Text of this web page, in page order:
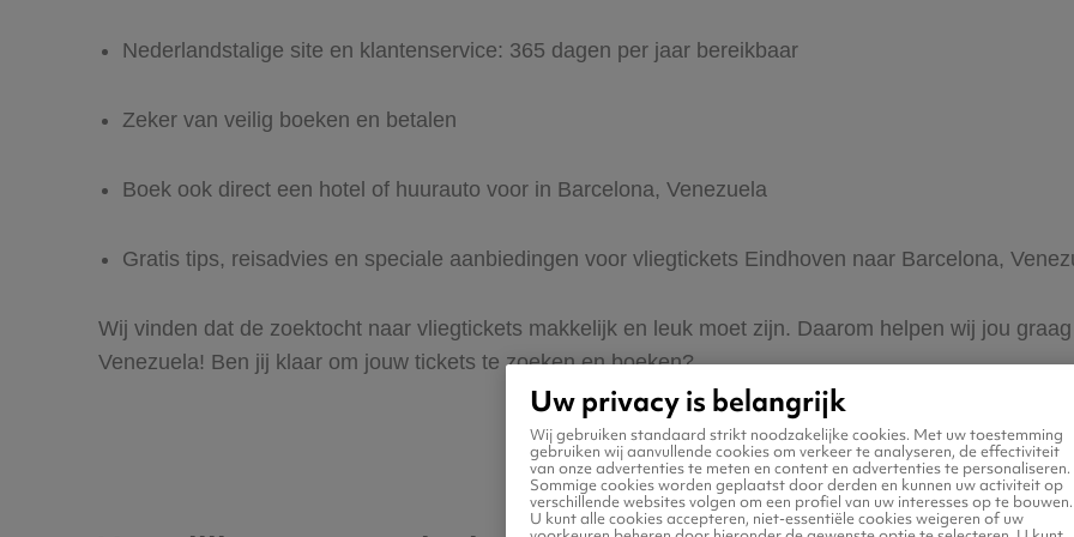
Nederlandstalige site en klantenservice: 365 dagen per jaar bereikbaar
Zeker van veilig boeken en betalen
Boek ook direct een hotel of huurauto voor in Barcelona, Venezuela
Gratis tips, reisadvies en speciale aanbiedingen voor vliegtickets Eindhoven naar Barcelona,
Wij vinden dat de zoektocht naar vliegtickets makkelijk en leuk moet zijn. Daarom helpen wij jou
Venezuela! Ben jij klaar om jouw tickets te zoeken en boeken?
Uw privacy is belangrijk
Wij gebruiken standaard strikt noodzakelijke cookies. Met uw toestemming
gebruiken wij aanvullende cookies om verkeer te analyseren, de effectiviteit
van onze advertenties te meten en content en advertenties te personaliseren.
Sommige cookies worden geplaatst door derden en kunnen uw activiteit op
verschillende websites volgen om een profiel van uw interesses op te bouwen.
U kunt alle cookies accepteren, niet-essentiële cookies weigeren of uw